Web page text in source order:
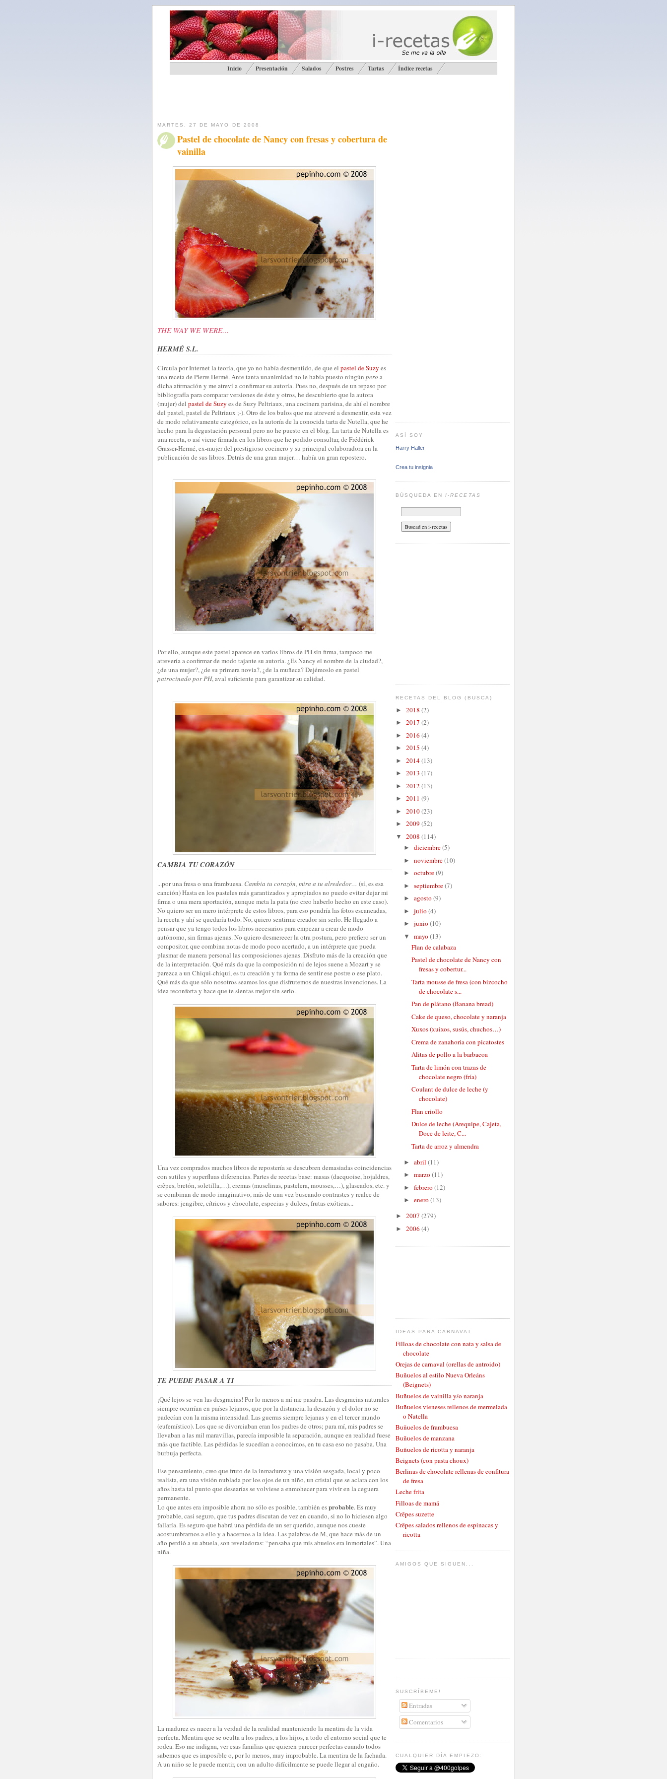
Inicio Presentación Salados Postres Tartas Índice recetas
MARTES, 27 DE MAYO DE 2008
Pastel de chocolate de Nancy con fresas y cobertura de
vainilla
THE WAY WE WERE…
HERMÉ S.L.
Circula por Internet la teoría, que yo no había desmentido, de que el pastel de Suzy es
una receta de Pierre Hermé. Ante tanta unanimidad no le había puesto ningún pero a
dicha afirmación y me atreví a confirmar su autoría. Pues no, después de un repaso por
bibliografía para comparar versiones de éste y otros, he descubierto que la autora
(mujer) del pastel de Suzy es de Suzy Peltriaux, una cocinera parisina, de ahí el nombre
del pastel, pastel de Peltriaux ;-). Otro de los bulos que me atreveré a desmentir, esta vez
de modo relativamente categórico, es la autoría de la conocida tarta de Nutella, que he
hecho para la degustación personal pero no he puesto en el blog. La tarta de Nutella es
una receta, o así viene firmada en los libros que he podido consultar, de Frédérick
Grasser-Hermé, ex-mujer del prestigioso cocinero y su principal colaboradora en la
publicación de sus libros. Detrás de una gran mujer… había un gran repostero.
Por ello, aunque este pastel aparece en varios libros de PH sin firma, tampoco me
atrevería a confirmar de modo tajante su autoría. ¿Es Nancy el nombre de la ciudad?,
¿de una mujer?, ¿de su primera novia?, ¿de la muñeca? Dejémoslo en pastel
patrocinado por PH, aval suficiente para garantizar su calidad.
CAMBIA TU CORAZÓN
...por una fresa o una frambuesa. Cambia tu corazón, mira a tu alrededor… (sí, es esa
canción) Hasta en los pasteles más garantizados y apropiados no puedo evitar dejar mi
firma o una mera aportación, aunque meta la pata (no creo haberlo hecho en este caso).
No quiero ser un mero intérprete de estos libros, para eso pondría las fotos escaneadas,
la receta y ahí se quedaría todo. No, quiero sentirme creador sin serlo. He llegado a
pensar que ya tengo todos los libros necesarios para empezar a crear de modo
autónomo, sin firmas ajenas. No quiero desmerecer la otra postura, pero prefiero ser un
compositor, que combina notas de modo poco acertado, a un intérprete que pueda
plasmar de manera personal las composiciones ajenas. Disfruto más de la creación que
de la interpretación. Qué más da que la composición ni de lejos suene a Mozart y se
parezca a un Chiqui-chiqui, es tu creación y tu forma de sentir ese postre o ese plato.
Qué más da que sólo nosotros seamos los que disfrutemos de nuestras invenciones. La
idea reconforta y hace que te sientas mejor sin serlo.
Una vez comprados muchos libros de repostería se descubren demasiadas coincidencias
con sutiles y superfluas diferencias. Partes de recetas base: masas (dacquoise, hojaldres,
crêpes, bretón, soletilla,…), cremas (muselinas, pastelera, mousses,…), glaseados, etc. y
se combinan de modo imaginativo, más de una vez buscando contrastes y realce de
sabores: jengibre, cítricos y chocolate, especias y dulces, frutas exóticas...
TE PUEDE PASAR A TI
¡Qué lejos se ven las desgracias! Por lo menos a mí me pasaba. Las desgracias naturales
siempre ocurrían en países lejanos, que por la distancia, la desazón y el dolor no se
padecían con la misma intensidad. Las guerras siempre lejanas y en el tercer mundo
(eufemístico). Los que se divorciaban eran los padres de otros; para mí, mis padres se
llevaban a las mil maravillas, parecía imposible la separación, aunque en realidad fuese
más que factible. Las pérdidas le sucedían a conocimos, en tu casa eso no pasaba. Una
burbuja perfecta.
Ese pensamiento, creo que fruto de la inmadurez y una visión sesgada, local y poco
realista, era una visión nublada por los ojos de un niño, un cristal que se aclara con los
años hasta tal punto que desearías se volviese a enmohecer para vivir en la ceguera
permanente.
Lo que antes era imposible ahora no sólo es posible, también esprobable. Es muy
probable, casi seguro, que tus padres discutan de vez en cuando, si no lo hiciesen algo
fallaría. Es seguro que habrá una pérdida de un ser querido, aunque nos cueste
acostumbrarnos a ello y a hacernos a la idea. Las palabras de M, que hace más de un
año perdió a su abuela, son reveladoras: “pensaba que mis abuelos era inmortales”. Una
niña.
La madurez es nacer a la verdad de la realidad manteniendo la mentira de la vida
perfecta. Mentira que se oculta a los padres, a los hijos, a todo el entorno social que te
rodea. Eso me indigna, ver esas familias que quieren parecer perfectas cuando todos
sabemos que es imposible o, por lo menos, muy improbable. La mentira de la fachada.
A un niño se le puede mentir, con un adulto difícilmente se puede llegar al engaño.
ASÍ SOY
Harry Haller
Crea tu insignia
BÚSQUEDA ENI-RECETAS
RECETAS DEL BLOG (BUSCA)
► 2018 (2)
► 2017 (2)
► 2016 (4)
► 2015 (4)
► 2014(13)
► 2013 (17)
► 2012 (13)
► 2011 (9)
► 2010(23)
► 2009 (52)
▼ 2008 (114)
► diciembre(5)
► noviembre(10)
► octubre(9)
► septiembre(7)
► agosto (9)
► julio (4)
► junio (10)
▼ mayo (13)
Flan de calabaza
Pastel de chocolate de Nancy con
fresas y cobertur...
Tarta mousse de fresa (con bizcocho
de chocolate s...
Pan de plátano (Banana bread)
Cake de queso, chocolate y naranja
Xuxos (xuixos, susús, chuchos…)
Crema de zanahoria con picatostes
Alitas de pollo a la barbacoa
Tarta de limón con trazas de
chocolate negro (fría)
Coulant de dulce de leche (y
chocolate)
Flan criollo
Dulce de leche (Arequipe, Cajeta,
Doce de leite, C...
Tarta de arroz y almendra
► abril (11)
► marzo (11)
► febrero (12)
► enero (13)
► 2007 (279)
► 2006 (4)
IDEAS PARA CARNAVAL
Filloas de chocolate con nata y salsa de
chocolate
Orejas de carnaval (orellas de antroido)
Buñuelos al estilo Nueva Orleáns
(Beignets)
Buñuelos de vainilla y/o naranja
Buñuelos vieneses rellenos de mermelada
o Nutella
Buñuelos de frambuesa
Buñuelos de manzana
Buñuelos de ricotta y naranja
Beignets (con pasta choux)
Berlinas de chocolate rellenas de confitura
de fresa
Leche frita
Filloas de mamá
Crêpes suzette
Crêpes salados rellenos de espinacas y
ricotta
AMIGOS QUE SIGUEN...
SUSCRÍBEME!
Entradas
Comentarios
CUALQUIER DÍA EMPIEZO: